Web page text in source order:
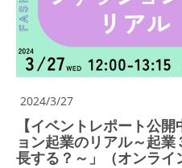
2024/3/27
【イベントレポート公
ョン起業のリアル～起
長する？～」（オンライ